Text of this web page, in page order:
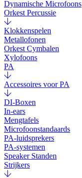
Dynamische Microfoons
Orkest Percussie
Klokkenspelen
Metallofonen
Orkest Cymbalen
Xylofoons
PA
Accessoires voor PA
DI-Boxen
In-ears
Mengtafels
Microfoonstandaards
PA-luidsprekers
PA-systemen
Speaker Standen
Strijkers